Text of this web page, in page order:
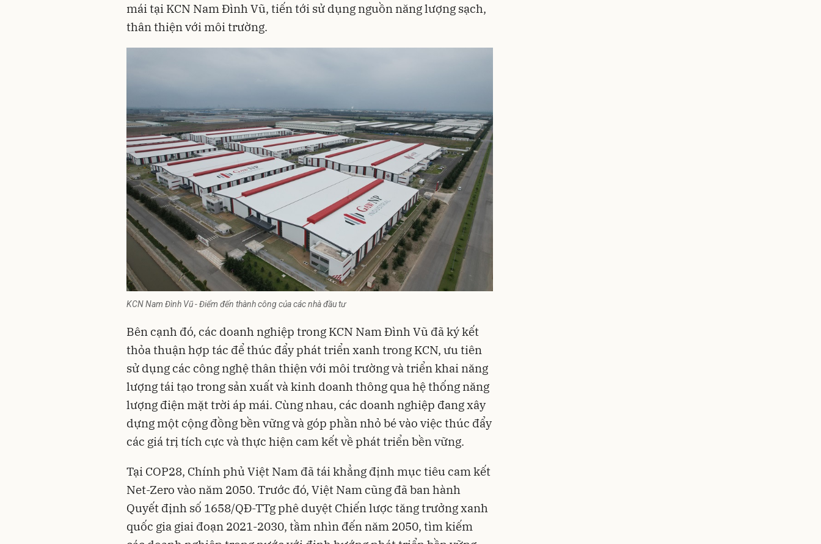
mái tại KCN Nam Đình Vũ, tiến tới sử dụng nguồn năng lượng sạch,
thân thiện với môi trường.
KCN Nam Đình Vũ - Điểm đến thành công của các nhà đầu tư
Bên cạnh đó, các doanh nghiệp trong KCN Nam Đình Vũ đã ký kết
thỏa thuận hợp tác để thúc đẩy phát triển xanh trong KCN, ưu tiên
sử dụng các công nghệ thân thiện với môi trường và triển khai năng
lượng tái tạo trong sản xuất và kinh doanh thông qua hệ thống năng
lượng điện mặt trời áp mái. Cùng nhau, các doanh nghiệp đang xây
dựng một cộng đồng bền vững và góp phần nhỏ bé vào việc thúc đẩy
các giá trị tích cực và thực hiện cam kết về phát triển bền vững.
Tại COP28, Chính phủ Việt Nam đã tái khẳng định mục tiêu cam kết
Net-Zero vào năm 2050. Trước đó, Việt Nam cũng đã ban hành
Quyết định số 1658/QĐ-TTg phê duyệt Chiến lược tăng trưởng xanh
quốc gia giai đoạn 2021-2030, tầm nhìn đến năm 2050, tìm kiếm